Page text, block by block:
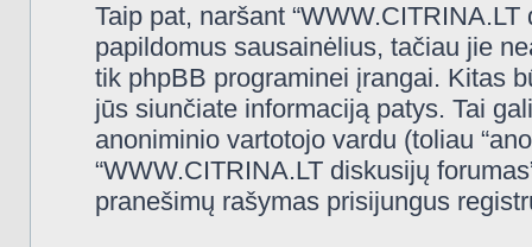
Taip pat, naršant
papildomus sausainėlius, tačiau jie
tik phpBB programinei įrangai. Kitas
jūs siunčiate informaciją patys. Tai
anoniminio vartotojo vardu (toliau
“WWW.CITRINA.LT diskusijų
pranešimų rašymas prisijungus